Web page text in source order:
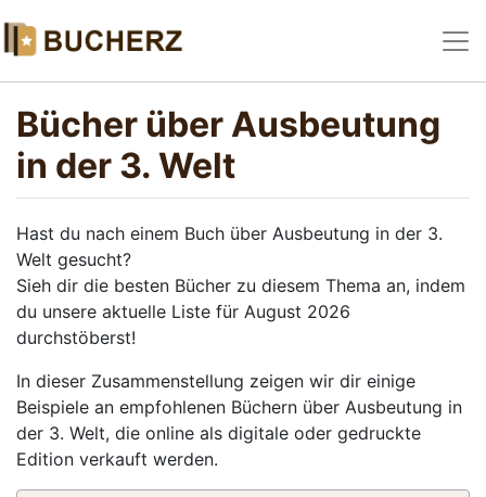
Bücher über Ausbeutung
in der 3. Welt
Hast du nach einem Buch über Ausbeutung in der 3.
Welt gesucht?
Sieh dir die besten Bücher zu diesem Thema an, indem
du unsere aktuelle Liste für August 2026
durchstöberst!
In dieser Zusammenstellung zeigen wir dir einige
Beispiele an empfohlenen Büchern über Ausbeutung in
der 3. Welt, die online als digitale oder gedruckte
Edition verkauft werden.